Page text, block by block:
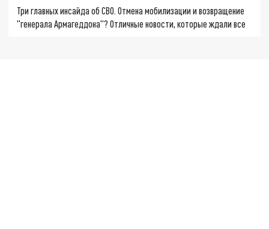
Три главных инсайда об СВО. Отмена мобилизации и возвращение
"генерала Армагеддона"? Отличные новости, которые ждали все